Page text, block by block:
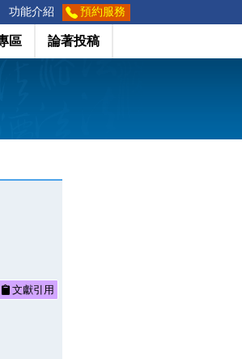
功能介紹 預約服務
區 論著投稿
文獻引用